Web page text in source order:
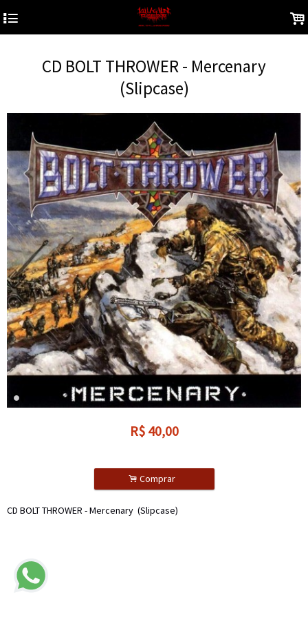
4 .
CD BOLT THROWER - Mercenary
(Slipcase)
R$ 40,00
. Comprar
CD BOLT THROWER - Mercenary (Slipcase)